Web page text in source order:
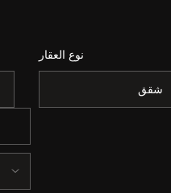
نوع العقار
شقق